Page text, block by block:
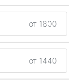
от 1800
от 1440